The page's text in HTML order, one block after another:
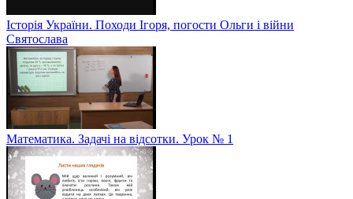
Історія України. Походи Ігоря, погости Ольги і війни
Святослава
Математика. Задачі на відсотки. Урок № 1